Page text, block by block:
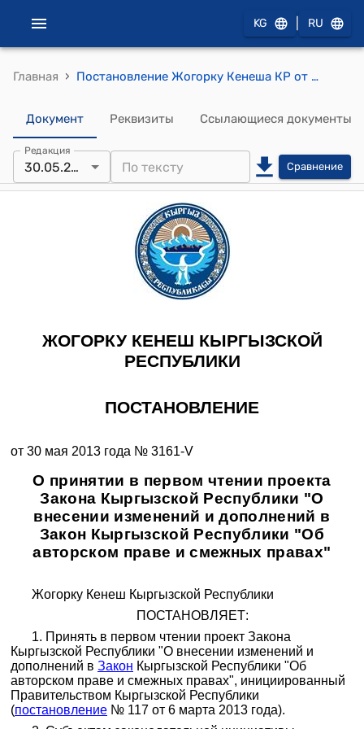
KG RU
Главная › Постановление Жогорку Кенеша КР от 30 мая 2013 года № 3161-V "О принятии в первом чтении проекта Закона Кыргызской Республики "О внесении изменений и дополнений в Закон Кыргызской Республики "Об авторском праве и смежных правах"
Документ Реквизиты Ссылающиеся документы
Редакция
30.05.2013 Сравнение